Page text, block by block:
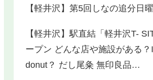
【軽井沢】第5回しなの追分日
【軽井沢】駅直結「軽井沢T-
ープン どんな店や施設がある？
donut？ だし尾粂 無印良品…